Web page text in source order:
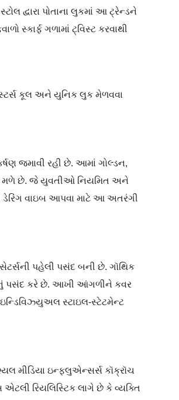
દ્વારા પોતાના લુકમાં આ ટ્રેન્ડને
સ્કાર્ફ ગળામાં ટ‍્વિસ્ટ કરવાથી
કૂલ અને યુનિક લુક મેળવવા
જમાવી રહી છે. આમાં ગોલ્ડન,
મળે છે. જે યુવતીઓ નિયમિત અને
વાઇબ આપવા માટે આ અતરંગી
પહેલી પસંદ બની છે. ગૉથિક
પસંદ કરે છે. આખી આંગળીને કવર
સ્ટાઇલ-સ્ટેટમેન્ટ
મીડિયા ઇન્ફ્લુએન્સર્સ કૉક્રૉચ
રિયલિસ્ટિક લાગે છે કે વ્યક્તિ